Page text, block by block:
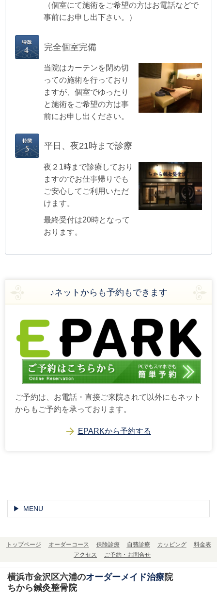
（個室にて施術をご希望の方はお電話などで
事前にお申し出下さい。）
完全個室完備
当院はカーテンを閉め切
っての施術を行っており
ますが、個室でゆったり
と施術をご希望の方は事
前にお申し出ください。
平日、夜21時まで診療
夜２1時まで診療しており
ますのでお仕事帰りでも
ご安心してご利用いただ
けます。
最終受付は20時となって
おります。
♪ネットからも予約もできます
ご予約は、お電話・直接ご来院されて以外にもネット
からもご予約を承っております。
EPARKから予約する
MENU
トップページ オーダーコース 保険診療 自費診療 カッピング
料金表
アクセス
ご予約・お問合せ
横浜市金沢区六浦のオーダーメイド治療院
ちから鍼灸整骨院